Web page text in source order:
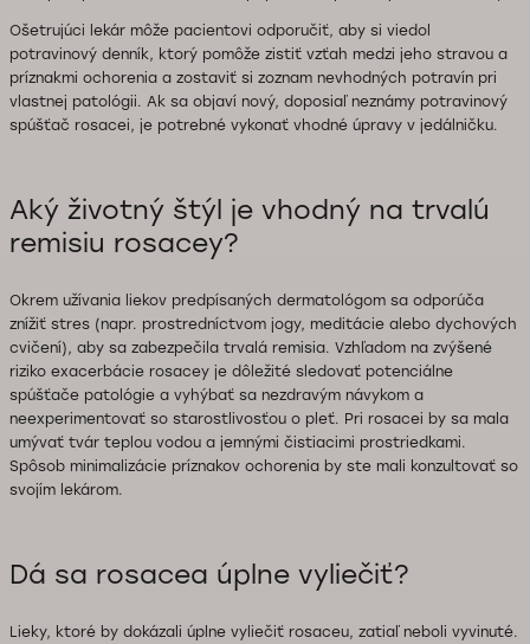
Ošetrujúci lekár môže pacientovi odporučiť, aby si viedol
potravinový denník, ktorý pomôže zistiť vzťah medzi jeho stravou a
príznakmi ochorenia a zostaviť si zoznam nevhodných potravín pri
vlastnej patológii. Ak sa objaví nový, doposiaľ neznámy potravinový
spúšťač rosacei, je potrebné vykonať vhodné úpravy v jedálničku.
Aký životný štýl je vhodný na trvalú
remisiu rosacey?
Okrem užívania liekov predpísaných dermatológom sa odporúča
znížiť stres (napr. prostredníctvom jogy, meditácie alebo dychových
cvičení), aby sa zabezpečila trvalá remisia. Vzhľadom na zvýšené
riziko exacerbácie rosacey je dôležité sledovať potenciálne
spúšťače patológie a vyhýbať sa nezdravým návykom a
neexperimentovať so starostlivosťou o pleť. Pri rosacei by sa mala
umývať tvár teplou vodou a jemnými čistiacimi prostriedkami.
Spôsob minimalizácie príznakov ochorenia by ste mali konzultovať so
svojím lekárom.
Dá sa rosacea úplne vyliečiť?
Lieky, ktoré by dokázali úplne vyliečiť rosaceu, zatiaľ neboli vyvinuté.